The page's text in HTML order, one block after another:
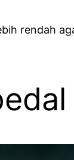
rendah